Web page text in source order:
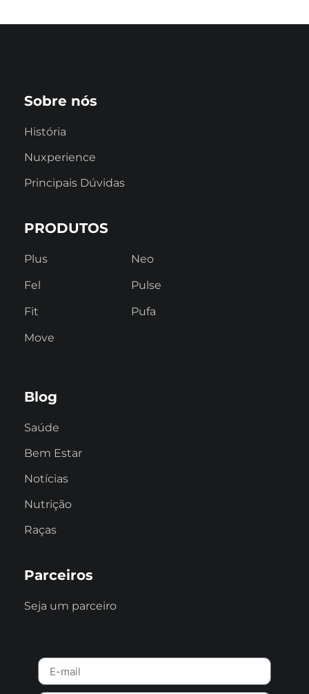
Sobre nós
História
Nuxperience
Principais Dúvidas
PRODUTOS
Plus
Fel
Fit
Move
Neo
Pulse
Pufa
Blog
Saúde
Bem Estar
Notícias
Nutrição
Raças
Parceiros
Seja um parceiro